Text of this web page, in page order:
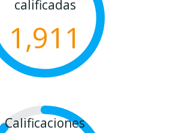
calificadas
1,911
Calificaciones